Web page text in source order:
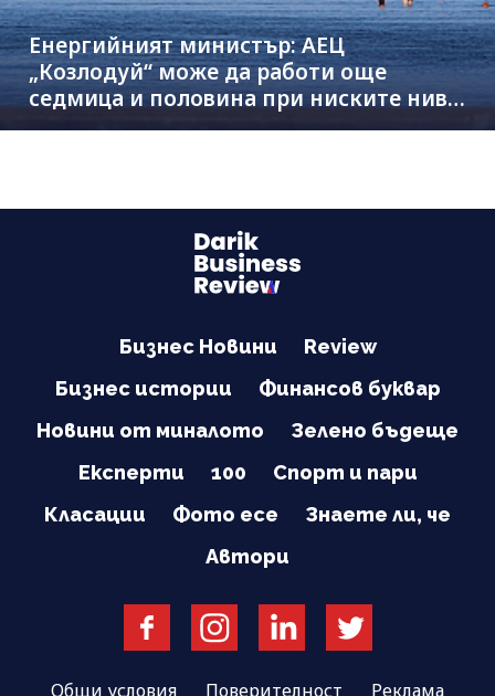
Енергийният министър: АЕЦ
„Козлодуй“ може да работи още
седмица и половина при ниските нива
на Дунав
Бизнес Новини
Review
Бизнес истории
Финансов буквар
Новини от миналото
Зелено бъдеще
Експерти
100
Спорт и пари
Класации
Фото есе
Знаете ли, че
Автори
Общи условия Поверителност Реклама